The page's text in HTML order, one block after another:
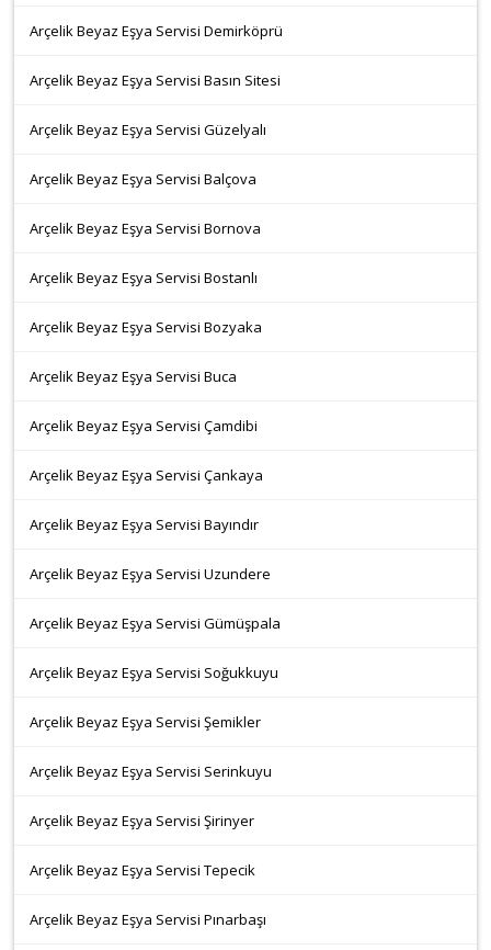
Arçelik Beyaz Eşya Servisi Demirköprü
Arçelik Beyaz Eşya Servisi Basın Sitesi
Arçelik Beyaz Eşya Servisi Güzelyalı
Arçelik Beyaz Eşya Servisi Balçova
Arçelik Beyaz Eşya Servisi Bornova
Arçelik Beyaz Eşya Servisi Bostanlı
Arçelik Beyaz Eşya Servisi Bozyaka
Arçelik Beyaz Eşya Servisi Buca
Arçelik Beyaz Eşya Servisi Çamdibi
Arçelik Beyaz Eşya Servisi Çankaya
Arçelik Beyaz Eşya Servisi Bayındır
Arçelik Beyaz Eşya Servisi Uzundere
Arçelik Beyaz Eşya Servisi Gümüşpala
Arçelik Beyaz Eşya Servisi Soğukkuyu
Arçelik Beyaz Eşya Servisi Şemikler
Arçelik Beyaz Eşya Servisi Serinkuyu
Arçelik Beyaz Eşya Servisi Şirinyer
Arçelik Beyaz Eşya Servisi Tepecik
Arçelik Beyaz Eşya Servisi Pınarbaşı